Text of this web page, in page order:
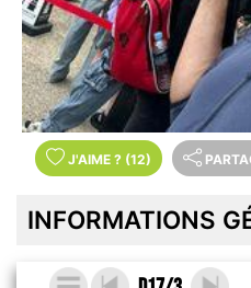
J'AIME ? (12)
INFORMATIONS